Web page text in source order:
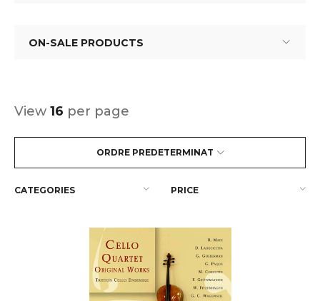
ON-SALE PRODUCTS
ORDRE PREDETERMINAT
View 16 per page
CATEGORIES PRICE